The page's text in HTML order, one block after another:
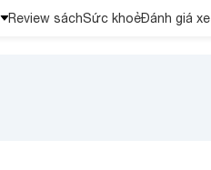
Review sáchSức khoẻĐánh giá xe